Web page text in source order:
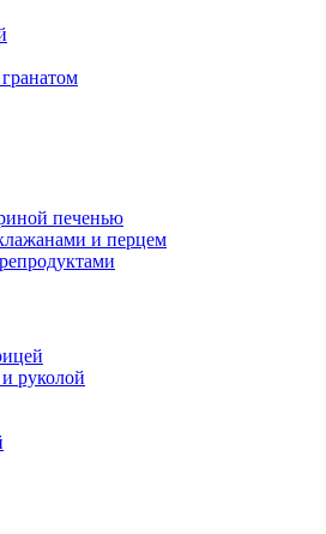
печенью
и перцем
руколой